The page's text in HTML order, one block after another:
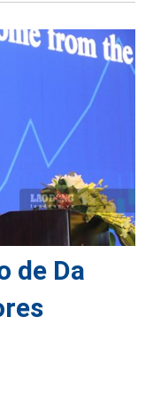
de Da